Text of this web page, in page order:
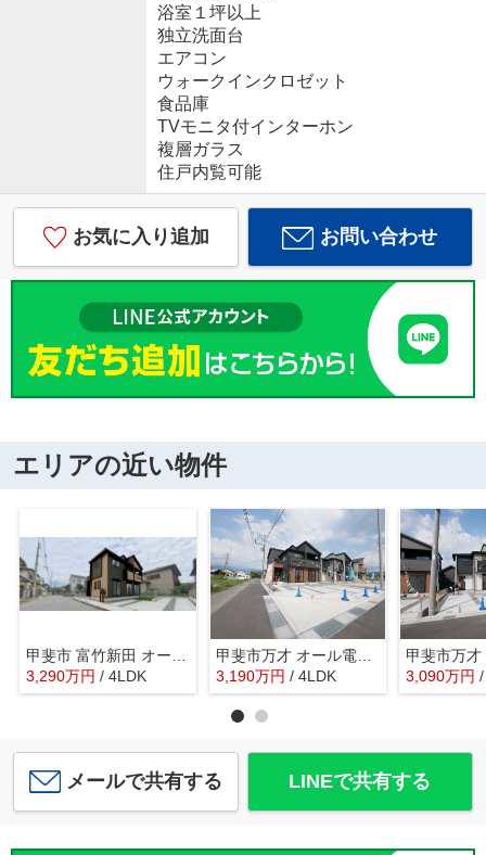
浴室１坪以上
独立洗面台
エアコン
ウォークインクロゼット
食品庫
TVモニタ付インターホン
複層ガラス
住戸内覧可能
お気に入り追加 お問い合わせ
エリアの近い物件
甲斐市 富竹新田 オール電化新築全1棟 1号棟 長期優良住宅
3,290万円 / 4LDK
甲斐市万才 オール電化新築戸建 全3棟 1号棟 南西・北西角
3,190万円 / 4LDK 3,090万円
メールで共有する LINEで共有する